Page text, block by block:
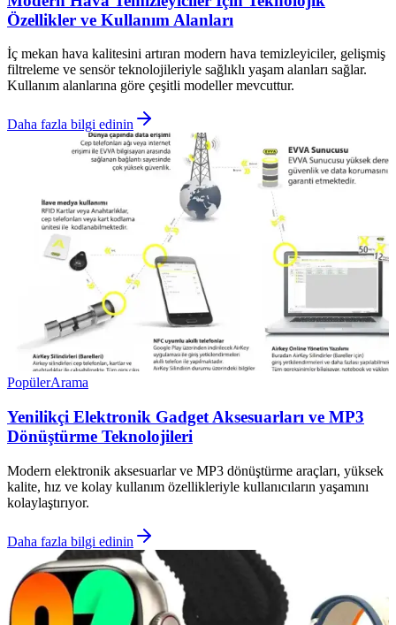
Özellikler ve Kullanım Alanları
İç mekan hava kalitesini artıran modern hava temizleyiciler, gelişmiş
filtreleme ve sensör teknolojileriyle sağlıklı yaşam alanları sağlar.
Kullanım alanlarına göre çeşitli modeller mevcuttur.
Daha fazla bilgi edinin
PopülerArama
Yenilikçi Elektronik Gadget Aksesuarları ve MP3
Dönüştürme Teknolojileri
Modern elektronik aksesuarlar ve MP3 dönüştürme araçları, yüksek
kalite, hız ve kolay kullanım özellikleriyle kullanıcıların yaşamını
kolaylaştırıyor.
Daha fazla bilgi edinin